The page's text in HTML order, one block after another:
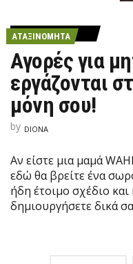
ΑΤΑΞΙΝΌΜΗΤΑ
Αγορές για
εργάζονται
μόνη σου!
by DIONA
Αν είστε μια μαμά
εδώ θα βρείτε ένα
ήδη έτοιμο σχέδιο και
δημιουργήσετε δικά